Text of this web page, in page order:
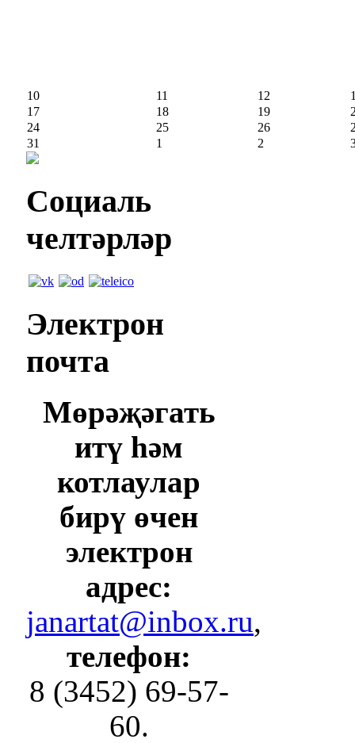
10 11 12
17
18 19
24
25 26
31
1 2
Социаль
челтәрләр
Электрон
почта
Мөрәҗәгать
итү һәм
котлаулар
бирү өчен
электрон
адрес:
janartat@inbox.ru,
телефон:
8 (3452) 69-57-
60.